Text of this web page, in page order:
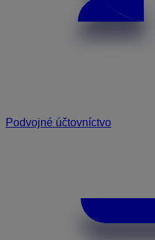
Podvojné účtovníctvo